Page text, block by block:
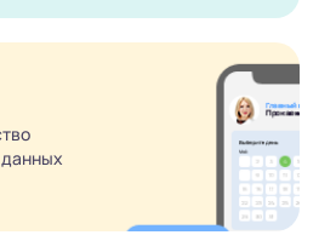
данных